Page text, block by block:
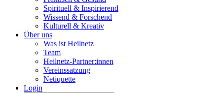
Spirituell & Inspirierend
Wissend & Forschend
Kulturell & Kreativ
Über uns
Was ist Heilnetz
Team
Heilnetz-Partner:innen
Vereinssatzung
Netiquette
Login